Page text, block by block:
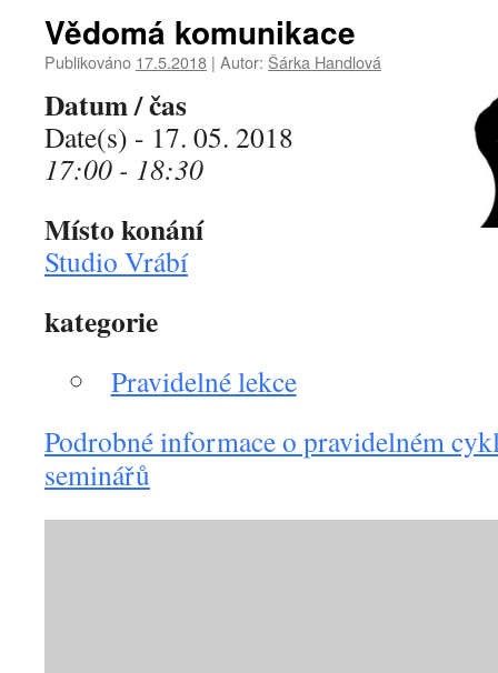
Vědomá komunikace
Publikováno 17.5.2018 | Autor: Šárka Handlová
Datum / čas
Date(s) - 17. 05. 2018
17:00 - 18:30
Místo konání
Studio Vrábí
kategorie
Pravidelné lekce
Podrobné informace o pravidelném
seminářů